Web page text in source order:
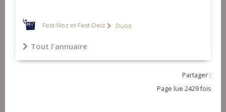
Fest-Noz et Fest-Deiz Duos
Tout l'annuaire
Partager :
Page lue 2429 fois